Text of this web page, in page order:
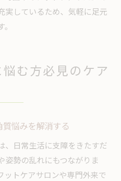
実しているため、気軽に足元
む方必見のケア
悩みを解消する
、日常生活に支障をきたすだ
姿勢の乱れにもつながりま
ットケアサロンや専門外来で